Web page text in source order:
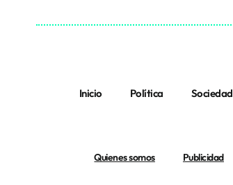
Inicio Política Sociedad
Quienes somos Publicidad